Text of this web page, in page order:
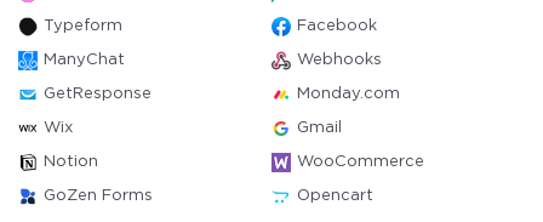
Typeform Facebook
ManyChat Webhooks
GetResponse Monday.com
Wix Gmail
Notion WooCommerce
GoZen Forms Opencart